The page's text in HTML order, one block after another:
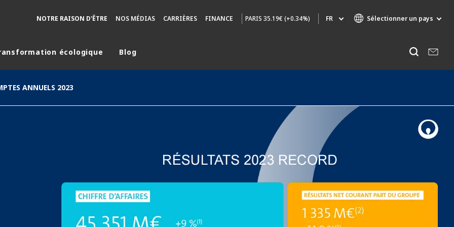
NOTRE RAISON D'ÊTRE NOS MÉDIAS CARRIÈRES FINANCE PARIS 35.19€ (+0.34%) FR Sélectionner un pays
AIR QUALITY
INGÉNIERIE & CONSEIL
HAZARDOUS WASTE EUROPE
INDUSTRIES GLOBAL SOLUTIONS
NUCLEAR SOLUTIONS
VEOLIA AGRICULTURE
écologique Blog
ANNUELS 2023